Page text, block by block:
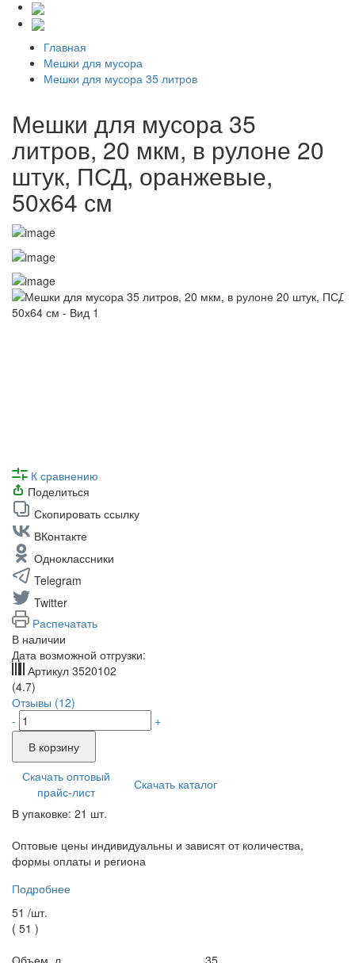
Главная
Мешки для мусора
Мешки для мусора 35 литров
Мешки для мусора 35
литров, 20 мкм, в рулоне 20
штук, ПСД, оранжевые,
50х64 см
К сравнению
Поделиться
Скопировать ссылку
ВКонтакте
Одноклассники
Telegram
Twitter
Распечатать
В наличии
Дата возможной отгрузки:
Артикул 3520102
(4.7)
Отзывы (12)
-
+
В корзину
Скачать оптовый
прайс-лист
Скачать каталог
В упаковке: 21 шт.
Оптовые цены индивидуальны и зависят от количества,
формы оплаты и региона
Подробнее
51 /шт.
( 51 )
Объем, л.
35